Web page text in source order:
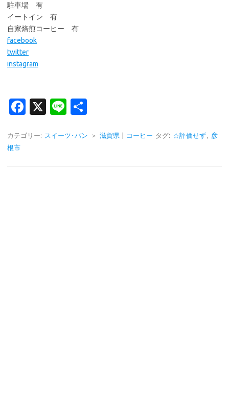
駐車場 有
イートイン 有
自家焙煎コーヒー 有
facebook
twitter
instagram
Fa
e
X
Li
e
カテゴリー: スイーツ･パン ＞ 滋賀県 コーヒー タグ: ☆評価せず, 彦
根市